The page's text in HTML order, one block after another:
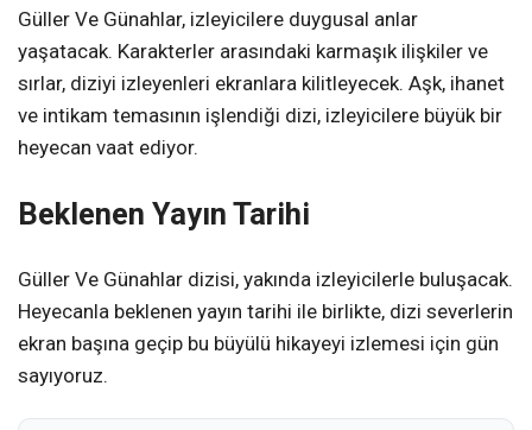
Güller Ve Günahlar, izleyicilere duygusal anlar
yaşatacak. Karakterler arasındaki karmaşık ilişkiler ve
sırlar, diziyi izleyenleri ekranlara kilitleyecek. Aşk, ihanet
ve intikam temasının işlendiği dizi, izleyicilere büyük bir
heyecan vaat ediyor.
Beklenen Yayın Tarihi
Güller Ve Günahlar dizisi, yakında izleyicilerle buluşacak.
Heyecanla beklenen yayın tarihi ile birlikte, dizi severlerin
ekran başına geçip bu büyülü hikayeyi izlemesi için gün
sayıyoruz.